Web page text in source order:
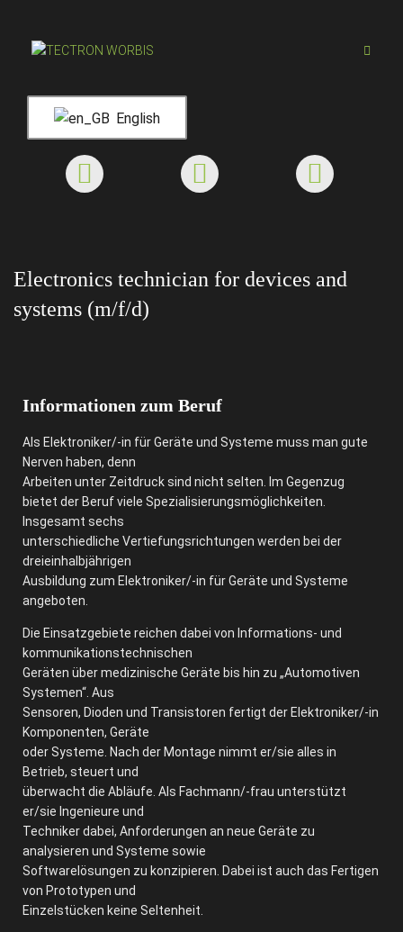
English
Electronics technician for devices and
systems (m/f/d)
Informationen zum Beruf
Als Elektroniker/-in für Geräte und Systeme muss man gute
Nerven haben, denn
Arbeiten unter Zeitdruck sind nicht selten. Im Gegenzug
bietet der Beruf viele Spezialisierungsmöglichkeiten.
Insgesamt sechs
unterschiedliche Vertiefungsrichtungen werden bei der
dreieinhalbjährigen
Ausbildung zum Elektroniker/-in für Geräte und Systeme
angeboten.
Die Einsatzgebiete reichen dabei von Informations- und
kommunikationstechnischen
Geräten über medizinische Geräte bis hin zu „Automotiven
Systemen“. Aus
Sensoren, Dioden und Transistoren fertigt der Elektroniker/-in
Komponenten, Geräte
oder Systeme. Nach der Montage nimmt er/sie alles in
Betrieb, steuert und
überwacht die Abläufe. Als Fachmann/-frau unterstützt
er/sie Ingenieure und
Techniker dabei, Anforderungen an neue Geräte zu
analysieren und Systeme sowie
Softwarelösungen zu konzipieren. Dabei ist auch das Fertigen
von Prototypen und
Einzelstücken keine Seltenheit.